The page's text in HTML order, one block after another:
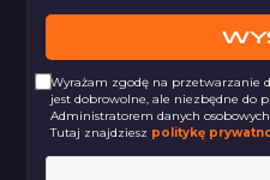
Wyrażam zgodę na przetwarzanie
jest dobrowolne, ale niezbędne do
Administratorem danych
Tutaj znajdziesz politykę